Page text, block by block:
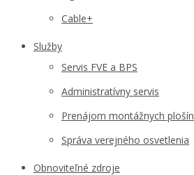
Cable+
Služby
Servis FVE a BPS
Administratívny servis
Prenájom montážnych plošín
Správa verejného osvetlenia
Obnoviteľné zdroje